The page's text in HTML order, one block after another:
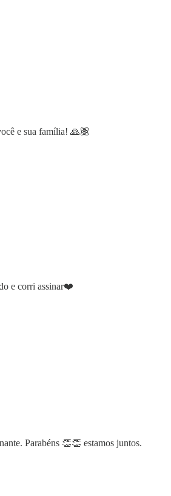
e sua família! 🙏🏽
e corri assinar❤️
Parabéns 👏👏 estamos juntos.